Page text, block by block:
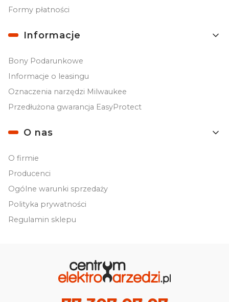
Formy płatności
Informacje
Bony Podarunkowe
Informacje o leasingu
Oznaczenia narzędzi Milwaukee
Przedłużona gwarancja EasyProtect
O nas
O firmie
Producenci
Ogólne warunki sprzedaży
Polityka prywatności
Regulamin sklepu